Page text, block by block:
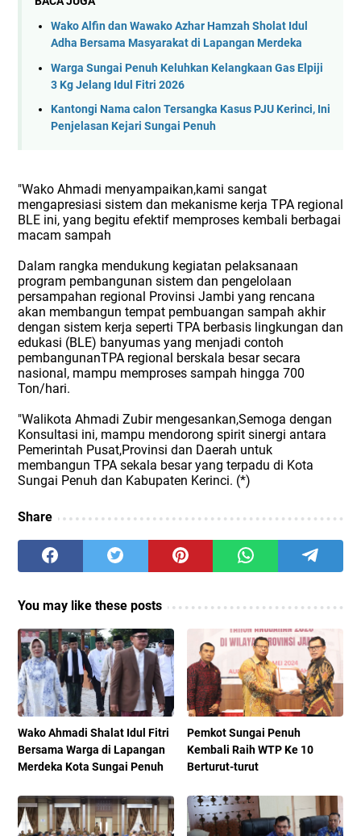
Wako Alfin dan Wawako Azhar Hamzah Sholat Idul
Adha Bersama Masyarakat di Lapangan Merdeka
Warga Sungai Penuh Keluhkan Kelangkaan Gas Elpiji
3 Kg Jelang Idul Fitri 2026
Kantongi Nama calon Tersangka Kasus PJU Kerinci, Ini
Penjelasan Kejari Sungai Penuh
"Wako Ahmadi menyampaikan,kami sangat
mengapresiasi sistem dan mekanisme kerja TPA regional
BLE ini, yang begitu efektif memproses kembali berbagai
macam sampah
Dalam rangka mendukung kegiatan pelaksanaan
program pembangunan sistem dan pengelolaan
persampahan regional Provinsi Jambi yang rencana
akan membangun tempat pembuangan sampah akhir
dengan sistem kerja seperti TPA berbasis lingkungan dan
edukasi (BLE) banyumas yang menjadi contoh
pembangunanTPA regional berskala besar secara
nasional, mampu memproses sampah hingga 700
Ton/hari.
"Walikota Ahmadi Zubir mengesankan,Semoga dengan
Konsultasi ini, mampu mendorong spirit sinergi antara
Pemerintah Pusat,Provinsi dan Daerah untuk
membangun TPA sekala besar yang terpadu di Kota
Sungai Penuh dan Kabupaten Kerinci. (*)
Share
You may like these posts
Wako Ahmadi Shalat Idul Fitri
Bersama Warga di Lapangan
Merdeka Kota Sungai Penuh
Pemkot Sungai Penuh
Kembali Raih WTP Ke 10
Berturut-turut